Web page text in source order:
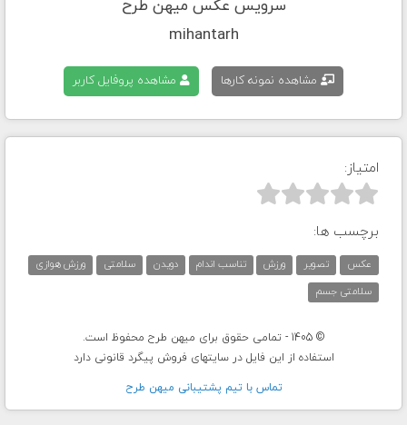
سرویس عکس میهن طرح
mihantarh
مشاهده نمونه کارها مشاهده پروفایل کاربر
امتیاز:



برچسب ها:
عکس تصویر ورزش تناسب اندام دویدن سلامتی
ورزش هوازی
سلامتی جسم
© 1405 - تمامی حقوق برای میهن طرح محفوظ است.
استفاده از این فایل در سایتهای فروش پیگرد قانونی دارد
تماس با تيم پشتيبانی ميهن طرح